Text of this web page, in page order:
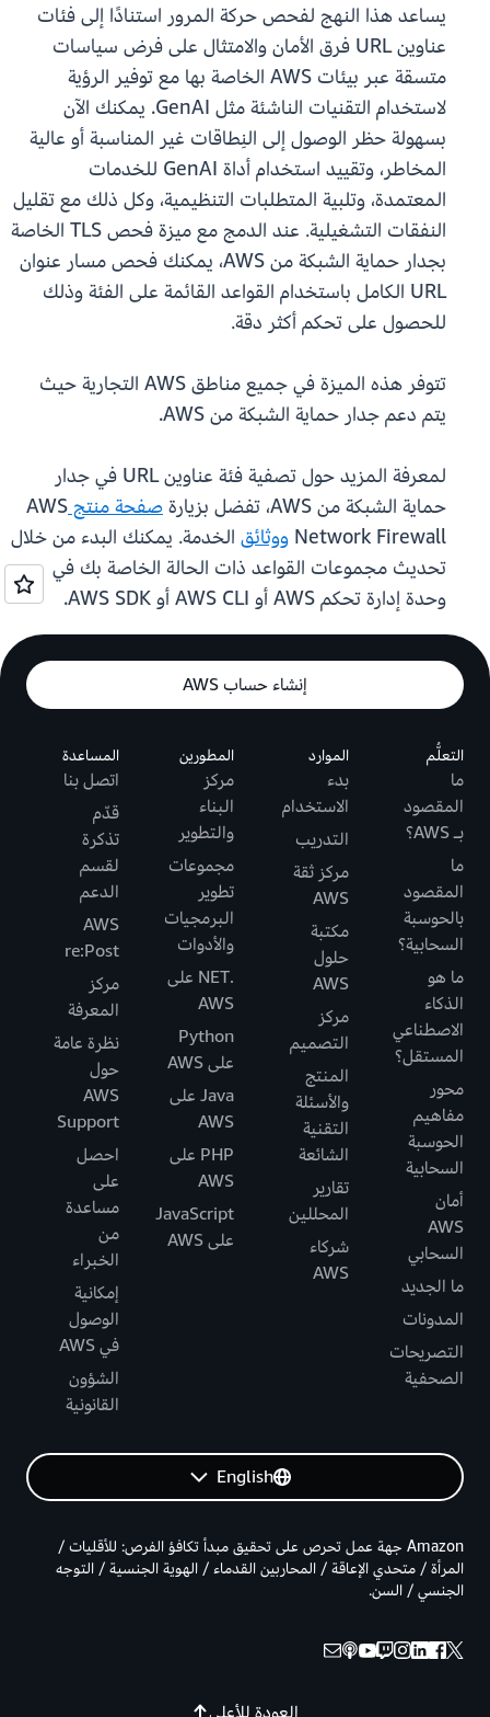
يساعد هذا النهج لفحص حركة المرور استنادًا إلى فئات
عناوين URL فرق الأمان والامتثال على فرض سياسات
متسقة عبر بيئات AWS الخاصة بها مع توفير الرؤية
لاستخدام التقنيات الناشئة مثل GenAI. يمكنك الآن
بسهولة حظر الوصول إلى النِطاقات غير المناسبة أو عالية
المخاطر، وتقييد استخدام أداة GenAI للخدمات
المعتمدة، وتلبية المتطلبات التنظيمية، وكل ذلك مع تقليل
النفقات التشغيلية. عند الدمج مع ميزة فحص TLS الخاصة
بجدار حماية الشبكة من AWS، يمكنك فحص مسار عنوان
URL الكامل باستخدام القواعد القائمة على الفئة وذلك
للحصول على تحكم أكثر دقة.
تتوفر هذه الميزة في جميع مناطق AWS التجارية حيث
يتم دعم جدار حماية الشبكة من AWS.
لمعرفة المزيد حول تصفية فئة عناوين URL في جدار
حماية الشبكة من AWS، تفضل بزيارة
صفحة منتجAWS
Network Firewall ووثائق الخدمة. يمكنك البدء من خلال
تحديث مجموعات القواعد ذات الحالة الخاصة بك في
وحدة إدارة تحكم AWS أو AWS CLI أو AWS SDK.
إنشاء حساب AWS
التعلُّم
ما
المقصود
بـ AWS؟
ما
المقصود
بالحوسبة
السحابية؟
ما هو
الذكاء
الاصطناعي
المستقل؟
محور
مفاهيم
الحوسبة
السحابية
أمان
AWS
السحابي
ما الجديد
المدونات
التصريحات
الصحفية
الموارد
بدء
الاستخدام
التدريب
مركز ثقة
AWS
مكتبة
حلول
AWS
مركز
التصميم
المنتج
والأسئلة
التقنية
الشائعة
تقارير
المحللين
شركاء
AWS
المطورين
مركز
البناء
والتطوير
مجموعات
تطوير
البرمجيات
والأدوات
.NET على
AWS
Python
على AWS
Java على
AWS
PHP على
AWS
JavaScript
على AWS
المساعدة
اتصل بنا
قدّم
تذكرة
لقسم
الدعم
AWS
re:Post
مركز
المعرفة
نظرة عامة
حول
AWS
Support
احصل
على
مساعدة
من
الخبراء
إمكانية
الوصول
في AWS
الشؤون
القانونية
English
Amazon جهة عمل تحرص على تحقيق مبدأ تكافؤ الفرص: للأقليات /
المرأة / متحدي الإعاقة / المحاربين القدماء / الهوية الجنسية / التوجه
الجنسي / السن.